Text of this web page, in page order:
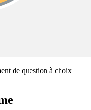
de question à choix